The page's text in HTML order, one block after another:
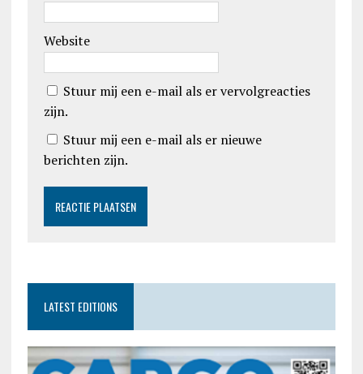
Website
Stuur mij een e-mail als er vervolgreacties
zijn.
Stuur mij een e-mail als er nieuwe
berichten zijn.
LATEST EDITIONS